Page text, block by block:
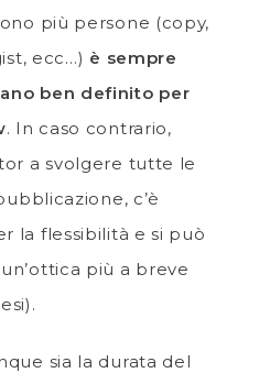
più persone (copy,
ecc…) è sempre
ben definito per
. In caso contrario,
a svolgere tutte le
c’è
la flessibilità e si può
più a breve
sia la durata del